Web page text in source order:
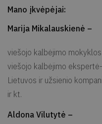
Mano įkvėpėjai:
Marija Mikalauskienė –
viešojo kalbėjimo
viešojo kalbėjimo
Lietuvos ir užsienio
ir kt.
Aldona Vilutytė –